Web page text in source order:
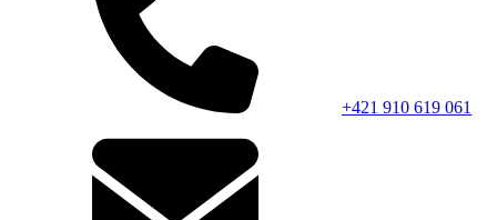
+421 910 619 061